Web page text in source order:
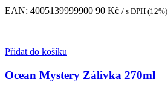
EAN: 4005139999900 90 Kč / s DPH (12%)
Přidat do košíku
Ocean Mystery Zálivka 270ml